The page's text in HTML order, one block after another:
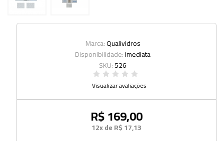
Marca:Qualividros
Disponibilidade:Imediata
SKU:526
Visualizar avaliações
R$ 169,00
12x de R$ 17,13